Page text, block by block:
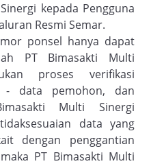
kepada Pengguna
Resmi Semar.
ponsel hanya dapat
PT Bimasakti Multi
proses verifikasi
- data pemohon, dan
Multi Sinergi
data yang
dengan penggantian
PT Bimasakti Multi